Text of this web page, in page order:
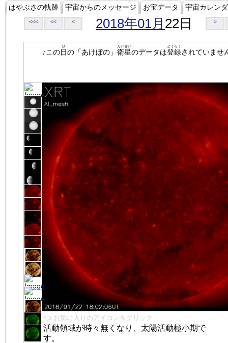
はやぶさの軌跡 宇宙からのメッセージ お宝データ 宇宙カレン
<<< << < 2018年01月 22日 >
♪この日
ひ
の「あけぼの」 衛星
えいせい
のデータは登録
とうろく
されていませ
👈 お気に入りのアイコンをクリック！
活動領域が時々無くなり、太陽活動極小期で
す。